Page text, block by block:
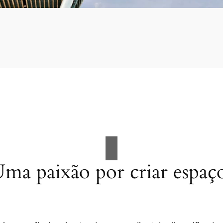
paixão por criar